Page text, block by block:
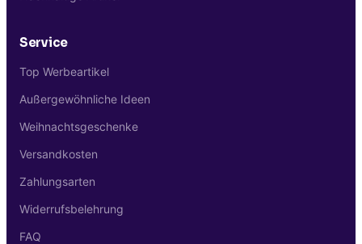
Service
Top Werbeartikel
Außergewöhnliche Ideen
Weihnachtsgeschenke
Versandkosten
Zahlungsarten
Widerrufsbelehrung
FAQ